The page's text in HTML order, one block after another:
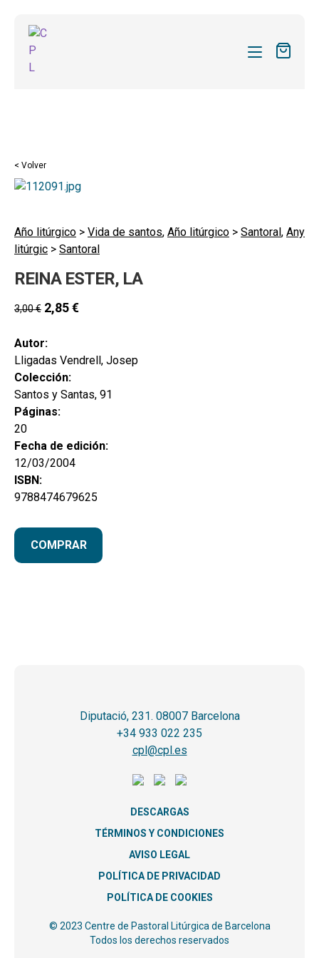
REVISTAS
FORMAS
el
ACTUALIDAD
BLOG
CONTACTO
BUSCAR
CAT
ESP
< Volver
Año litúrgico > Vida de santos, Año litúrgico > Santoral, Any
litúrgic > Santoral
REINA ESTER, LA
3,00€ 2,85€
Autor:
Lligadas Vendrell, Josep
Colección:
Santos y Santas, 91
Páginas:
20
Fecha de edición:
12/03/2004
ISBN:
9788474679625
COMPRAR
Diputació, 231. 08007 Barcelona
+34 933 022 235
cpl@cpl.es
DESCARGAS
TÉRMINOS Y CONDICIONES
AVISO LEGAL
POLÍTICA DE PRIVACIDAD
POLÍTICA DE COOKIES
© 2023 Centre de Pastoral Litúrgica de Barcelona
Todos los derechos reservados